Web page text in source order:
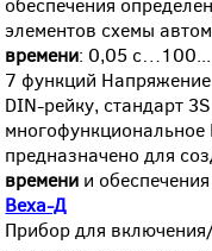
элементов схемы
времени: 0,05 с…100...
7 функций
DIN-рейку, стандарт
предназначено для
времени и
Веха-Д
Прибор для